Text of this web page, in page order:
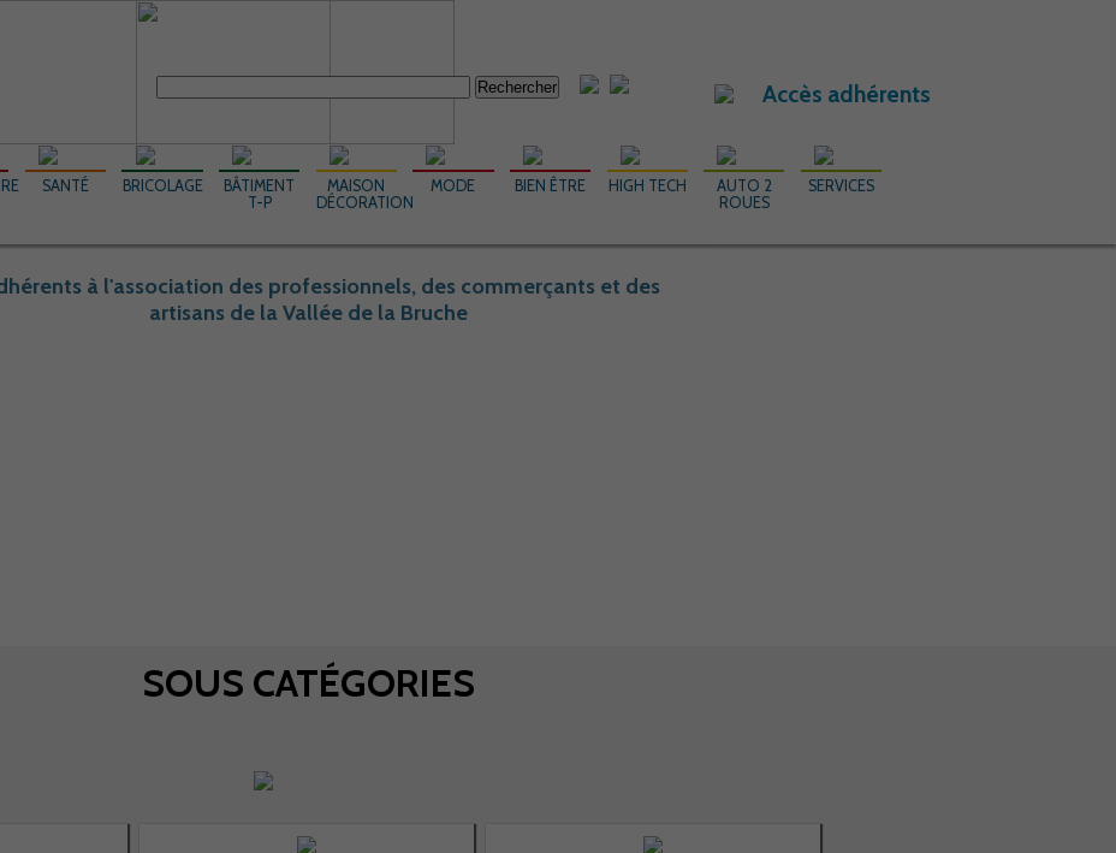
Accès adhérents
SANTÉ BRICOLAGE
BÂTIMENT
T-P
MAISON
DÉCORATION
MODE BIEN ÊTRE HIGH TECH
AUTO 2
ROUES
SERVICES
à l'association des professionnels, des commerçants et des
artisans de la Vallée de la Bruche
SOUS CATÉGORIES